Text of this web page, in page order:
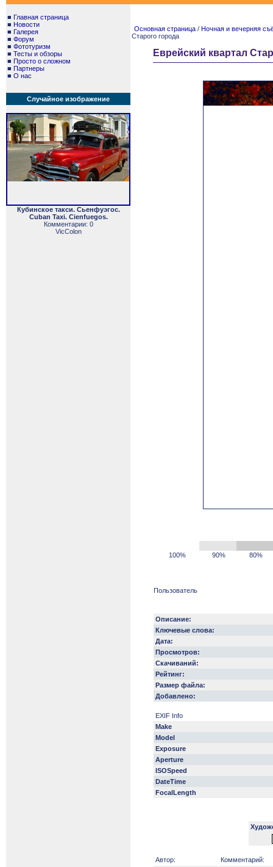
■ Главная страница
■ Новости
■ Галерея
■ Форум
■ Фототуризм
■ Тесты и обзоры
■ Просто о сложном
■ Партнеры
■ О нас
Случайное изображение
Кубинское такси. Сьенфуэгос.
Cuban Taxi. Cienfuegos.
Комментарии: 0
VicColon
Основная страница / Ночная и вечерняя
Старого города
Еврейский квартал
100% 90% 80%
Пользователь
Описание:
Ключевые слова:
Дата:
Просмотров:
Скачиваний:
Рейтинг:
Размер файла:
Добавлено:
EXIF Info
Make
Model
Exposure
Aperture
ISOSpeed
DateTime
FocalLength
Автор:
Комментарий: